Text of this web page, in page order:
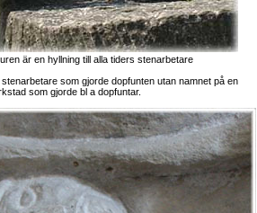
är en hyllning till alla tiders stenarbetare
som gjorde dopfunten utan namnet på en
som gjorde bl a dopfuntar.